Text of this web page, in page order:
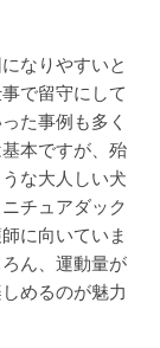
なりやすいと
で留守にして
た事例も多く
本ですが、殆
な大人しい犬
チュアダック
に向いていま
ん、運動量が
めるのが魅力